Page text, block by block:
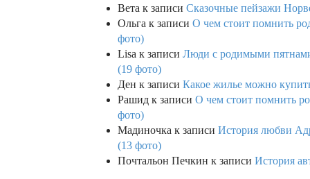
Вета к записи Сказочные пейзажи
Ольга к записи О чем стоит помнить
фото)
Lisa к записи Люди с родимыми
(19 фото)
Ден к записи Какое жилье можно
Рашид к записи О чем стоит помнить
фото)
Мадиночка к записи История любви
(13 фото)
Почтальон Печкин к записи История